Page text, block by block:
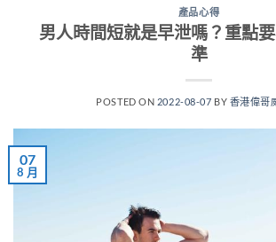
產品心得
男人時間短就是早泄嗎？重點
準
POSTED ON 2022-08-07 BY 香港偉哥
07
8 月